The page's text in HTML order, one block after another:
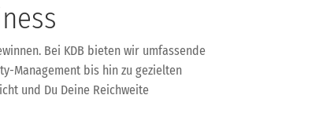
Bei KDB bieten wir umfassende
Management bis hin zu gezielten
und Du Deine Reichweite